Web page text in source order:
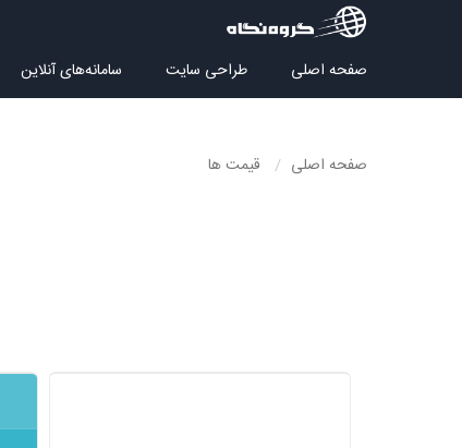
صفحه اصلی طراحی سایت سامانه‌های آنلاین
صفحه اصلی قیمت ها